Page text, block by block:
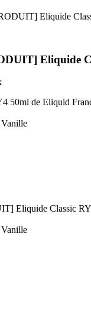
Eliquide
Eliquide
Vanille
Eliquide Classic
Vanille